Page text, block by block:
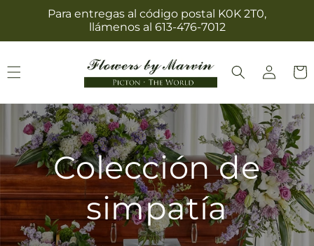
directamentePara entregas al código postal K0K 2T0,
llámenos al 613-476-7012
Iniciar
sesión
Colección de
simpatía